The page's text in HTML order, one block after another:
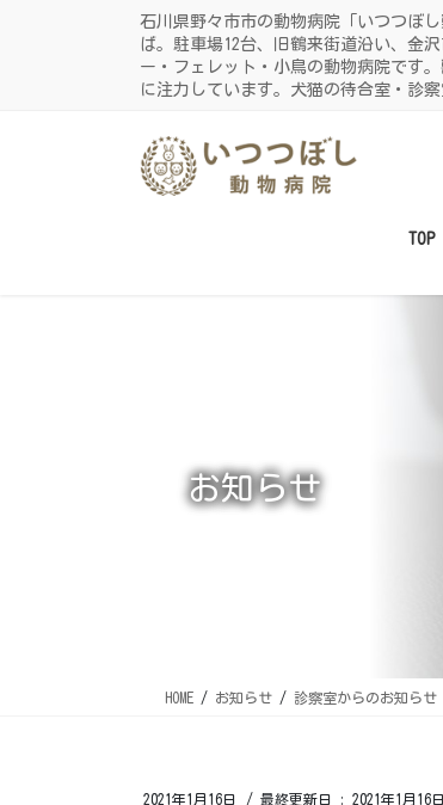
石川県野々市市の動物病院「いつつぼ
ば。駐車場12台、旧鶴来街道沿い、金
ー・フェレット・小鳥の動物病院です
に注力しています。犬猫の待合室・診
TOP
お知らせ
HOME お知らせ 診察室からのお知らせ
2021年1月16日 / 最終更新日 : 2021年1月16日